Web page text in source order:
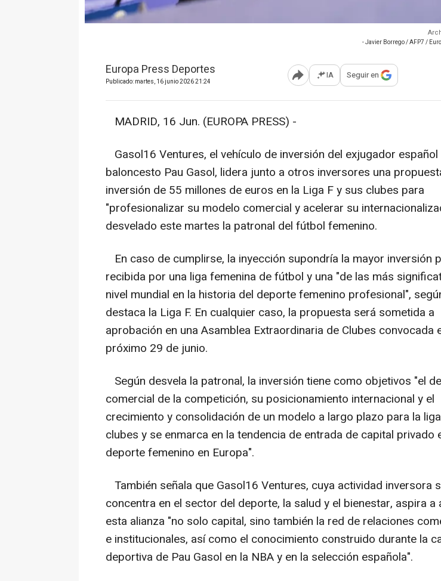
- Javier Borrego / AFP7 /
Europa Press Deportes
Publicado: martes, 16 junio 2026 21:24 Abrir opciones para compartir
IA Seguir en
MADRID, 16 Jun. (EUROPA PRESS) -
Gasol16 Ventures, el vehículo de inversión del exjugador
baloncesto Pau Gasol, lidera junto a otros inversores una
inversión de 55 millones de euros en la Liga F y sus clubes para
"profesionalizar su modelo comercial y acelerar su
desvelado este martes la patronal del fútbol femenino.
En caso de cumplirse, la inyección supondría la mayor inversión
recibida por una liga femenina de fútbol y una "de las más
nivel mundial en la historia del deporte femenino profesional",
destaca la Liga F. En cualquier caso, la propuesta será sometida a
aprobación en una Asamblea Extraordinaria de Clubes convocada
próximo 29 de junio.
Según desvela la patronal, la inversión tiene como objetivos "el
comercial de la competición, su posicionamiento internacional y el
crecimiento y consolidación de un modelo a largo plazo para la
clubes y se enmarca en la tendencia de entrada de capital privado
deporte femenino en Europa".
También señala que Gasol16 Ventures, cuya actividad inversora
concentra en el sector del deporte, la salud y el bienestar, aspira a
esta alianza "no solo capital, sino también la red de relaciones
e institucionales, así como el conocimiento construido durante la
deportiva de Pau Gasol en la NBA y en la selección española".